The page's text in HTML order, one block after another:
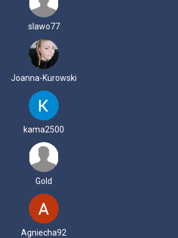
slawo77
Joanna-Kurowski
kama2500
Gold
Agniecha92